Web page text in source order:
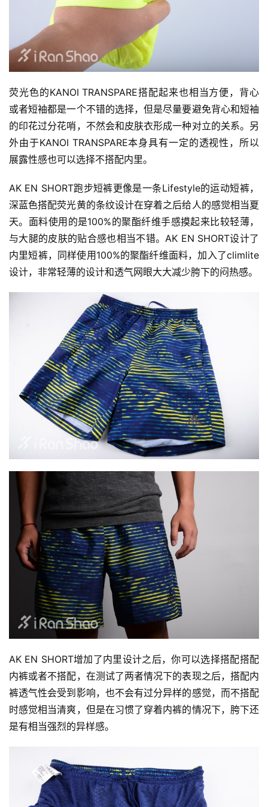
荧光色的KANOI TRANSPARE搭配起来也相当方便，背心
或者短袖都是一个不错的选择，但是尽量要避免背心和短袖
的印花过分花哨，不然会和皮肤衣形成一种对立的关系。另
外由于KANOI TRANSPARE本身具有一定的透视性，所以
展露性感也可以选择不搭配内里。
AK EN SHORT跑步短裤更像是一条Lifestyle的运动短裤，
深蓝色搭配荧光黄的条纹设计在穿着之后给人的感觉相当夏
天。面料使用的是100%的聚酯纤维手感摸起来比较轻薄，
与大腿的皮肤的贴合感也相当不错。AK EN SHORT设计了
内里短裤，同样使用100%的聚酯纤维面料，加入了climlite
设计，非常轻薄的设计和透气网眼大大减少胯下的闷热感。
AK EN SHORT增加了内里设计之后，你可以选择搭配搭配
内裤或者不搭配，在测试了两者情况下的表现之后，搭配内
裤透气性会受到影响，也不会有过分异样的感觉，而不搭配
时感觉相当清爽，但是在习惯了穿着内裤的情况下，胯下还
是有相当强烈的异样感。